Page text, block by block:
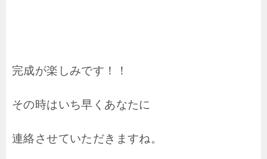
完成が楽しみです！！
その時はいち早くあなたに
連絡させていただきますね。